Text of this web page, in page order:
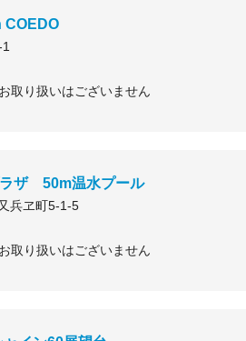
COEDO
取り扱いはございません
ラザ 50m温水プール
兵ヱ町5-1-5
取り扱いはございません